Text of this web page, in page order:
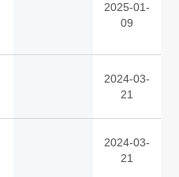
2025-01-
09
2024-03-
21
2024-03-
21